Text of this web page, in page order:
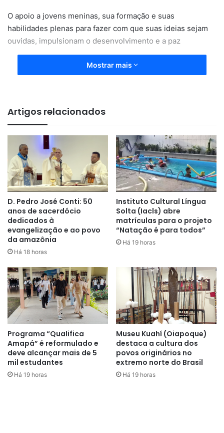
O apoio a jovens meninas, sua formação e suas
habilidades plenas para fazer com que suas ideias sejam
ouvidas, impulsionam o desenvolvimento e a paz
Mostrar mais
Artigos relacionados
D. Pedro José Conti: 50
anos de sacerdócio
dedicados à
evangelização e ao povo
da amazônia
Há 18 horas
Instituto Cultural Língua
Solta (Iacls) abre
matrículas para o projeto
“Natação é para todos”
Há 19 horas
Programa “Qualifica
Amapá” é reformulado e
deve alcançar mais de 5
mil estudantes
Há 19 horas
Museu Kuahí (Oiapoque)
destaca a cultura dos
povos originários no
extremo norte do Brasil
Há 19 horas